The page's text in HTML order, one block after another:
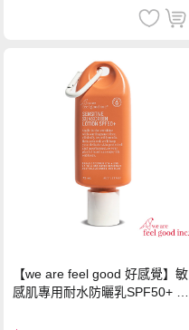
【we are feel good 好感覺】敏
感肌專用耐水防曬乳SPF50+ 7